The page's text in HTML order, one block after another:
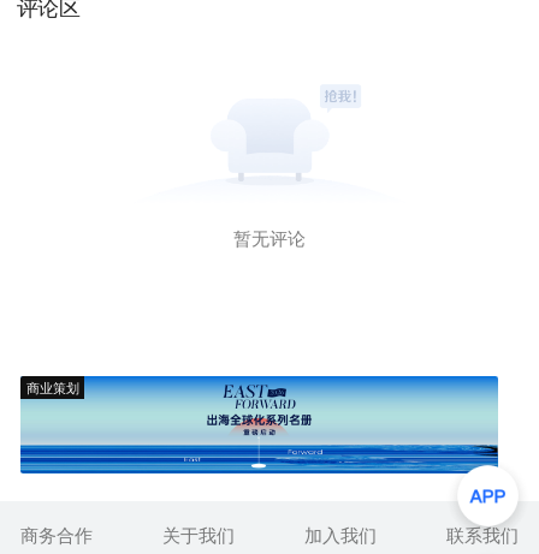
暂无评论
商业策划
商务合作 关于我们 加入我们 联系我们